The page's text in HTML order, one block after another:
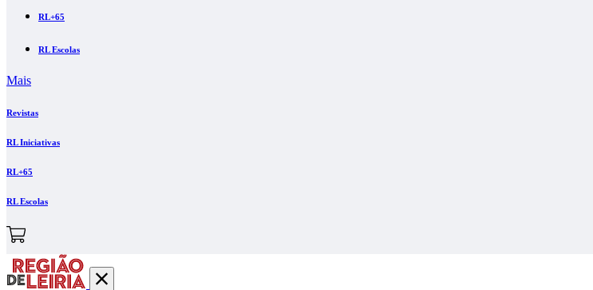
RL+65
RL Escolas
Mais
Revistas
RL Iniciativas
RL+65
RL Escolas